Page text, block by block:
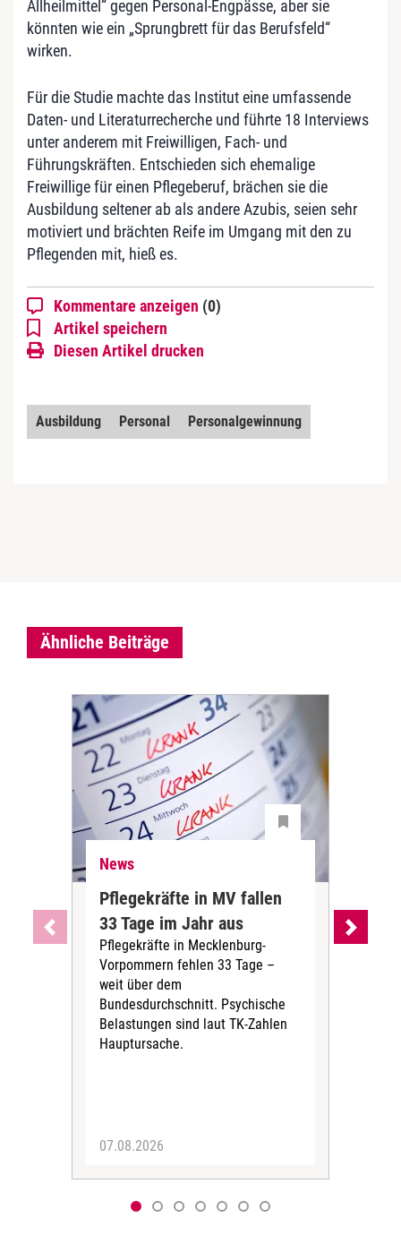
Allheilmittel“ gegen Personal-Engpässe, aber sie
könnten wie ein „Sprungbrett für das Berufsfeld“
wirken.
Für die Studie machte das Institut eine umfassende
Daten- und Literaturrecherche und führte 18 Interviews
unter anderem mit Freiwilligen, Fach- und
Führungskräften. Entschieden sich ehemalige
Freiwillige für einen Pflegeberuf, brächen sie die
Ausbildung seltener ab als andere Azubis, seien sehr
motiviert und brächten Reife im Umgang mit den zu
Pflegenden mit, hieß es.
Kommentare anzeigen (0)
Artikel speichern
Diesen Artikel drucken
Ausbildung Personal Personalgewinnung
Ähnliche Beiträge
News
Pflegekräfte in MV fallen
33 Tage im Jahr aus
Pflegekräfte in Mecklenburg-
Vorpommern fehlen 33 Tage –
weit über dem
Bundesdurchschnitt. Psychische
Belastungen sind laut TK-Zahlen
Hauptursache.
07.08.2026